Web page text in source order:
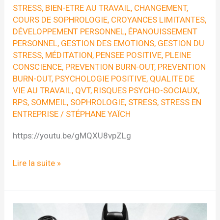
STRESS, BIEN-ETRE AU TRAVAIL, CHANGEMENT,
COURS DE SOPHROLOGIE, CROYANCES LIMITANTES,
DÉVELOPPEMENT PERSONNEL, ÉPANOUISSEMENT
PERSONNEL, GESTION DES EMOTIONS, GESTION DU
STRESS, MÉDITATION, PENSEE POSITIVE, PLEINE
CONSCIENCE, PREVENTION BURN-OUT, PREVENTION
BURN-OUT, PSYCHOLOGIE POSITIVE, QUALITE DE
VIE AU TRAVAIL, QVT, RISQUES PSYCHO-SOCIAUX,
RPS, SOMMEIL, SOPHROLOGIE, STRESS, STRESS EN
ENTREPRISE / STÉPHANE YAÏCH
https://youtu.be/gMQXU8vpZLg
Conférence
Lire la suite »